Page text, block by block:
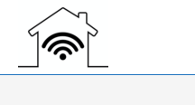
Inhalt
springen